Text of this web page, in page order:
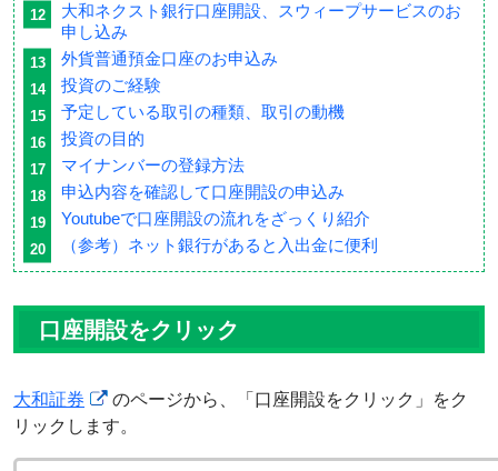
大和ネクスト銀行口座開設、スウィープサービスのお
申し込み
外貨普通預金口座のお申込み
投資のご経験
予定している取引の種類、取引の動機
投資の目的
マイナンバーの登録方法
申込内容を確認して口座開設の申込み
Youtubeで口座開設の流れをざっくり紹介
（参考）ネット銀行があると入出金に便利
口座開設をクリック
大和証券
のページから、「口座開設をクリック」をク
リックします。